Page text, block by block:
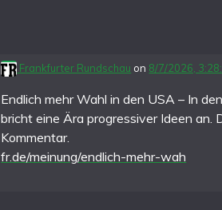
Frankfurter Rundschau on 8/7/2026,
Endlich mehr Wahl in den USA – In
bricht eine Ära progressiver Ideen an.
Kommentar.
fr.de/meinung/endlich-mehr-wah